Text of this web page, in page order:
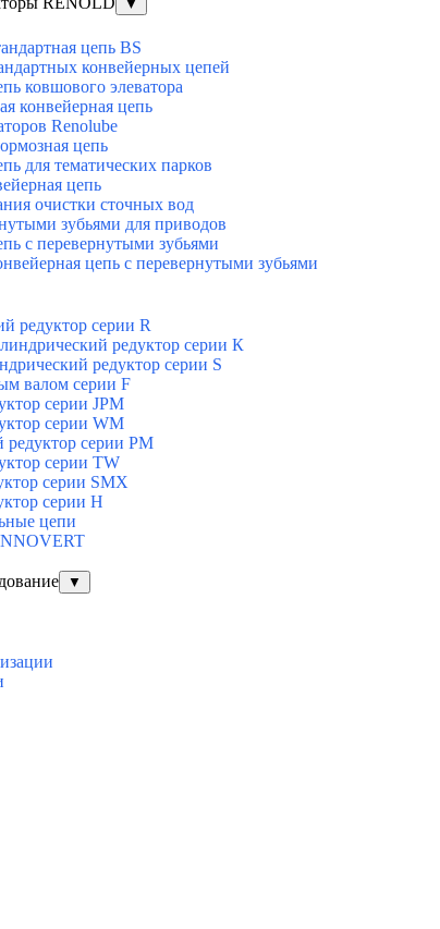
▼
цепь BS
конвейерных цепей
ковшового элеватора
конвейерная цепь
Renolube
цепь
для тематических парков
цепь
очистки сточных вод
зубьями для приводов
с перевернутыми зубьями
цепь с перевернутыми зубьями
редуктор серии R
редуктор серии К
редуктор серии S
валом серии F
серии JPM
серии WM
серии PM
серии TW
серии SMX
серии Н
цепи
▼